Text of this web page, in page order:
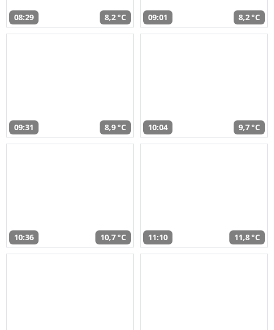
08:29 8,2 °C 09:01 8,2 °C
09:31 8,9 °C 10:04 9,7 °C
10:36 10,7 °C 11:10 11,8 °C